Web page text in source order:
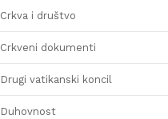
Crkva i društvo
Crkveni dokumenti
Drugi vatikanski koncil
Duhovnost